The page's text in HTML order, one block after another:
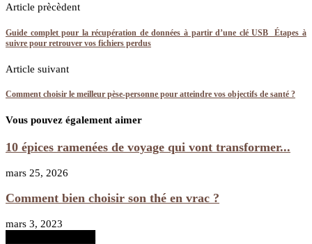
Article prècèdent
Guide complet pour la récupération de données à partir d’une clé USB Étapes à
suivre pour retrouver vos fichiers perdus
Article suivant
Comment choisir le meilleur pèse-personne pour atteindre vos objectifs de santé ?
Vous pouvez également aimer
10 épices ramenées de voyage qui vont transformer...
mars 25, 2026
Comment bien choisir son thé en vrac ?
mars 3, 2023